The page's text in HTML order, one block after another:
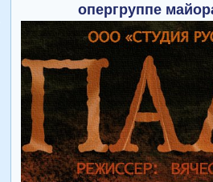
опергруппе